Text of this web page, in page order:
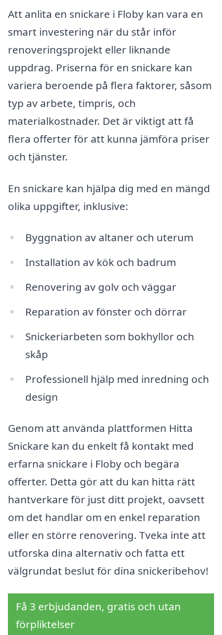
Att anlita en snickare i Floby kan vara en
smart investering när du står inför
renoveringsprojekt eller liknande
uppdrag. Priserna för en snickare kan
variera beroende på flera faktorer, såsom
typ av arbete, timpris, och
materialkostnader. Det är viktigt att få
flera offerter för att kunna jämföra priser
och tjänster.
En snickare kan hjälpa dig med en mängd
olika uppgifter, inklusive:
Byggnation av altaner och uterum
Installation av kök och badrum
Renovering av golv och väggar
Reparation av fönster och dörrar
Snickeriarbeten som bokhyllor och
skåp
Professionell hjälp med inredning och
design
Genom att använda plattformen Hitta
Snickare kan du enkelt få kontakt med
erfarna snickare i Floby och begära
offerter. Detta gör att du kan hitta rätt
hantverkare för just ditt projekt, oavsett
om det handlar om en enkel reparation
eller en större renovering. Tveka inte att
utforska dina alternativ och fatta ett
välgrundat beslut för dina snickeribehov!
Få 3 erbjudanden, gratis och utan
förpliktelser